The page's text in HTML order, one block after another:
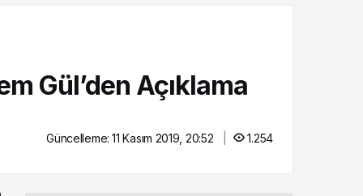
Gül’den Açıklama
Güncelleme:11 Kasım 2019, 20:52 1.254